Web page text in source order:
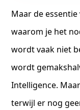
Maar de
waarom je het
wordt vaak niet
wordt
Intelligence.
terwijl er nog